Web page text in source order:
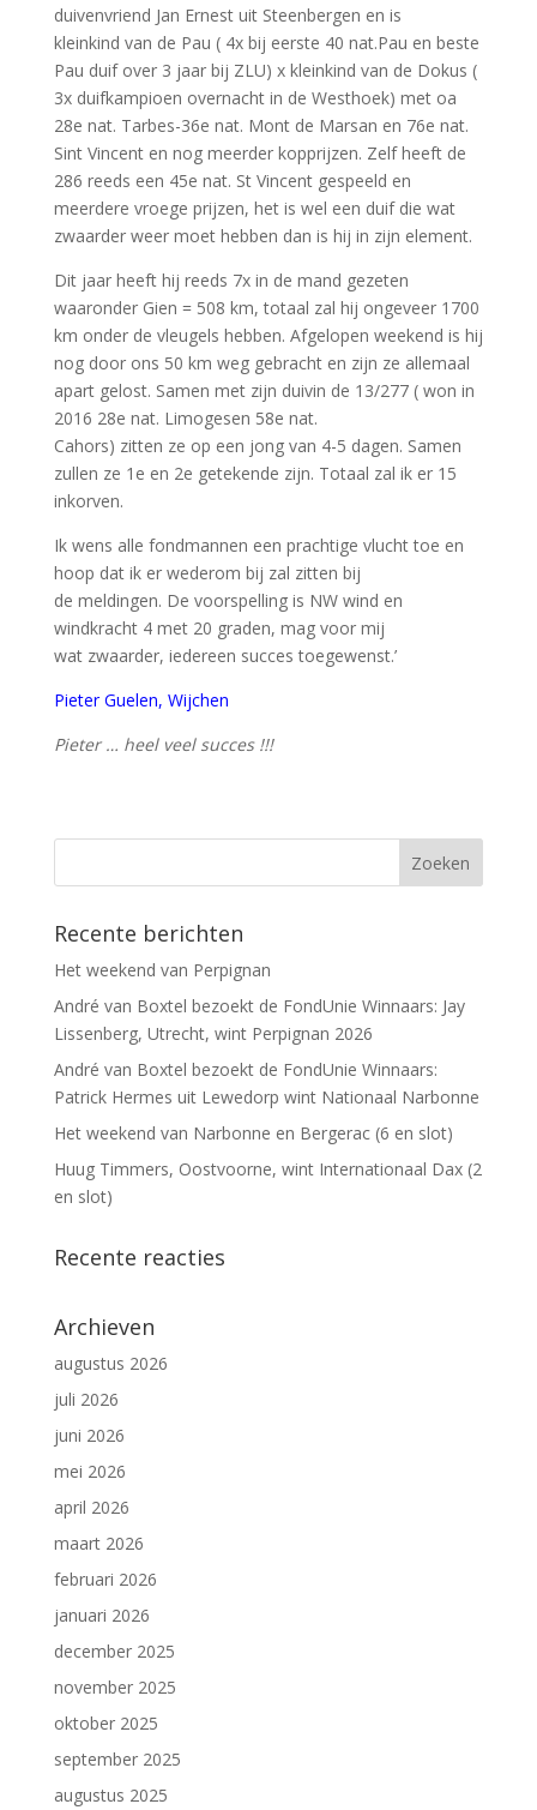
duivenvriend Jan Ernest uit Steenbergen en is
kleinkind van de Pau ( 4x bij eerste 40 nat.Pau en beste
Pau duif over 3 jaar bij ZLU) x kleinkind van de Dokus (
3x duifkampioen overnacht in de Westhoek) met oa
28e nat. Tarbes-36e nat. Mont de Marsan en 76e nat.
Sint Vincent en nog meerder kopprijzen. Zelf heeft de
286 reeds een 45e nat. St Vincent gespeeld en
meerdere vroege prijzen, het is wel een duif die wat
zwaarder weer moet hebben dan is hij in zijn element.
Dit jaar heeft hij reeds 7x in de mand gezeten
waaronder Gien = 508 km, totaal zal hij ongeveer 1700
km onder de vleugels hebben. Afgelopen weekend is hij
nog door ons 50 km weg gebracht en zijn ze allemaal
apart gelost. Samen met zijn duivin de 13/277 ( won in
2016 28e nat. Limogesen 58e nat.
Cahors) zitten ze op een jong van 4-5 dagen. Samen
zullen ze 1e en 2e getekende zijn. Totaal zal ik er 15
inkorven.
Ik wens alle fondmannen een prachtige vlucht toe en
hoop dat ik er wederom bij zal zitten bij
de meldingen. De voorspelling is NW wind en
windkracht 4 met 20 graden, mag voor mij
wat zwaarder, iedereen succes toegewenst.’
Pieter Guelen, Wijchen
Pieter … heel veel succes !!!
Recente berichten
Het weekend van Perpignan
André van Boxtel bezoekt de FondUnie Winnaars: Jay
Lissenberg, Utrecht, wint Perpignan 2026
André van Boxtel bezoekt de FondUnie Winnaars:
Patrick Hermes uit Lewedorp wint Nationaal Narbonne
Het weekend van Narbonne en Bergerac (6 en slot)
Huug Timmers, Oostvoorne, wint Internationaal Dax (2
en slot)
Recente reacties
Archieven
augustus 2026
juli 2026
juni 2026
mei 2026
april 2026
maart 2026
februari 2026
januari 2026
december 2025
november 2025
oktober 2025
september 2025
augustus 2025